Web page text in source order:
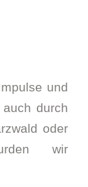
und
durch
oder
wir